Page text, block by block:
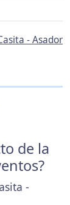
- Asador
de la
-